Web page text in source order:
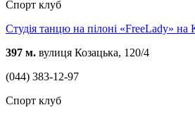
Спорт клуб
Студія танцю на пілоні «FreeLady» на
397 м. вулиця Козацька, 120/4
(044) 383-12-97
Спорт клуб